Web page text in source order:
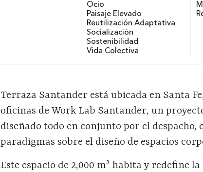
Ocio
Paisaje Elevado
Reutilización Adaptativa
Socialización
Sostenibilidad
Vida Colectiva
Terraza Santander está ubicada en Santa
oficinas de Work Lab Santander, un
diseñado todo en conjunto por el despacho,
paradigmas sobre el diseño de espacios
Este espacio de 2,000 m² habita y redefine